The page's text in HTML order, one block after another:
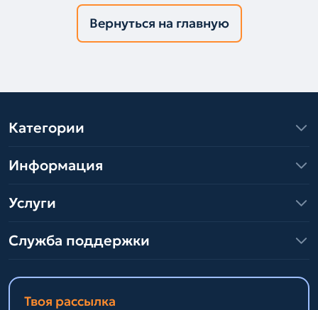
Вернуться на главную
Категории
Информация
Услуги
Служба поддержки
Твоя рассылка